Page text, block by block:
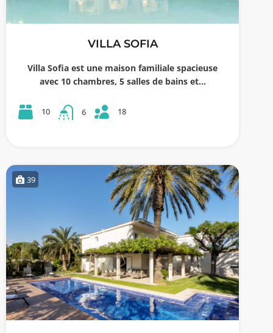
VILLA SOFIA
Villa Sofia est une maison familiale spacieuse
avec 10 chambres, 5 salles de bains et…
10 6 18
39